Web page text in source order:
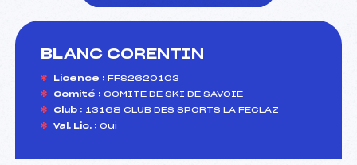
BLANC CORENTIN
Licence : FFS2620103
Comité : COMITE DE SKI DE SAVOIE
Club : 13168 CLUB DES SPORTS LA FECLAZ
Val. Lic. : Oui